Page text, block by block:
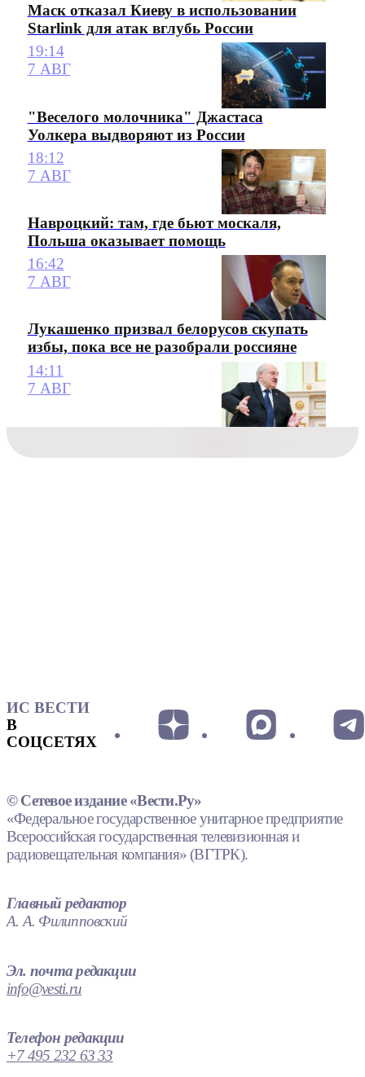
Маск отказал Киеву в использовании
Starlink для атак вглубь России
19:14
7 АВГ
"Веселого молочника" Джастаса
Уолкера выдворяют из России
18:12
7 АВГ
Навроцкий: там, где бьют москаля,
Польша оказывает помощь
16:42
7 АВГ
Лукашенко призвал белорусов скупать
избы, пока все не разобрали россияне
14:11
7 АВГ
ИС ВЕСТИ
В
СОЦСЕТЯХ
© Сетевое издание «Вести.Ру»
«Федеральное государственное унитарное предприятие
Всероссийская государственная телевизионная и
радиовещательная компания» (ВГТРК).
Главный редактор
А. А. Филипповский
Эл. почта редакции
info@vesti.ru
Телефон редакции
+7 495 232 63 33